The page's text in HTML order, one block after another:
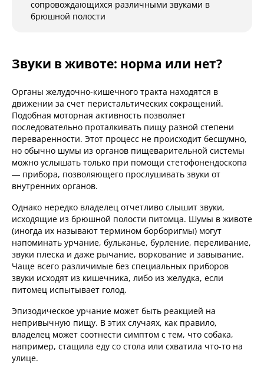
сопровождающихся различными звуками в
брюшной полости
Звуки в животе: норма или нет?
Органы желудочно-кишечного тракта находятся в
движении за счет перистальтических сокращений.
Подобная моторная активность позволяет
последовательно проталкивать пищу разной степени
переваренности. Этот процесс не происходит бесшумно,
но обычно шумы из органов пищеварительной системы
можно услышать только при помощи стетофонендоскопа
— прибора, позволяющего прослушивать звуки от
внутренних органов.
Однако нередко владелец отчетливо слышит звуки,
исходящие из брюшной полости питомца. Шумы в животе
(иногда их называют термином борборигмы) могут
напоминать урчание, бульканье, бурление, переливание,
звуки плеска и даже рычание, воркование и завывание.
Чаще всего различимые без специальных приборов
звуки исходят из кишечника, либо из желудка, если
питомец испытывает голод.
Эпизодическое урчание может быть реакцией на
непривычную пищу. В этих случаях, как правило,
владелец может соотнести симптом с тем, что собака,
например, стащила еду со стола или схватила что-то на
улице.